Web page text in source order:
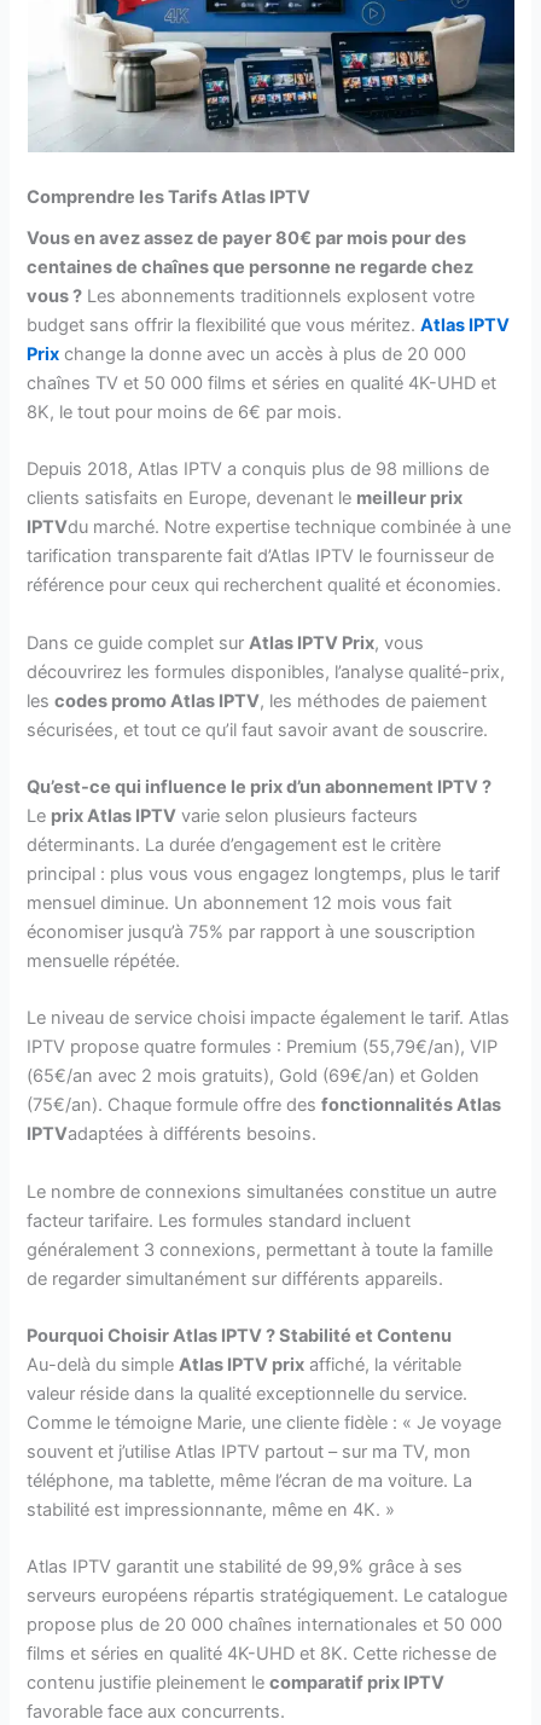
Comprendre les Tarifs Atlas IPTV
Vous en avez assez de payer 80€ par mois pour des
centaines de chaînes que personne ne regarde chez
vous ? Les abonnements traditionnels explosent votre
budget sans offrir la flexibilité que vous méritez.Atlas IPTV
Prix change la donne avec un accès à plus de 20 000
chaînes TV et 50 000 films et séries en qualité 4K-UHD et
8K, le tout pour moins de 6€ par mois.
Depuis 2018, Atlas IPTV a conquis plus de 98 millions de
clients satisfaits en Europe, devenant le meilleur prix
IPTVdu marché. Notre expertise technique combinée à une
tarification transparente fait d’Atlas IPTV le fournisseur de
référence pour ceux qui recherchent qualité et économies.
Dans ce guide complet surAtlas IPTV Prix, vous
découvrirez les formules disponibles, l’analyse qualité-prix,
lescodes promo Atlas IPTV, les méthodes de paiement
sécurisées, et tout ce qu’il faut savoir avant de souscrire.
Qu’est-ce qui influence le prix d’un abonnement IPTV ?
Le prix Atlas IPTV varie selon plusieurs facteurs
déterminants. La durée d’engagement est le critère
principal : plus vous vous engagez longtemps, plus le tarif
mensuel diminue. Un abonnement 12 mois vous fait
économiser jusqu’à 75% par rapport à une souscription
mensuelle répétée.
Le niveau de service choisi impacte également le tarif. Atlas
IPTV propose quatre formules : Premium (55,79€/an), VIP
(65€/an avec 2 mois gratuits), Gold (69€/an) et Golden
(75€/an). Chaque formule offre desfonctionnalités Atlas
IPTVadaptées à différents besoins.
Le nombre de connexions simultanées constitue un autre
facteur tarifaire. Les formules standard incluent
généralement 3 connexions, permettant à toute la famille
de regarder simultanément sur différents appareils.
Pourquoi Choisir Atlas IPTV ? Stabilité et Contenu
Au-delà du simpleAtlas IPTV prix affiché, la véritable
valeur réside dans la qualité exceptionnelle du service.
Comme le témoigne Marie, une cliente fidèle : « Je voyage
souvent et j’utilise Atlas IPTV partout – sur ma TV, mon
téléphone, ma tablette, même l’écran de ma voiture. La
stabilité est impressionnante, même en 4K. »
Atlas IPTV garantit une stabilité de 99,9% grâce à ses
serveurs européens répartis stratégiquement. Le catalogue
propose plus de 20 000 chaînes internationales et 50 000
films et séries en qualité 4K-UHD et 8K. Cette richesse de
contenu justifie pleinement lecomparatif prix IPTV
favorable face aux concurrents.